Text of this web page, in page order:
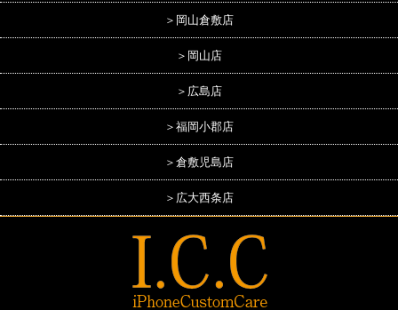
＞岡山倉敷店
＞岡山店
＞広島店
＞福岡小郡店
＞倉敷児島店
＞広大西条店